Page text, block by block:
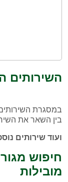
השירותים
במסגרת
בין השאר את
ועוד שירותים
חיפוש
מובילות